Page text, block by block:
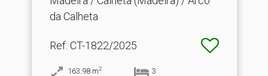
da Calheta
Ref: CT-1822/2025
163.98 m2 3